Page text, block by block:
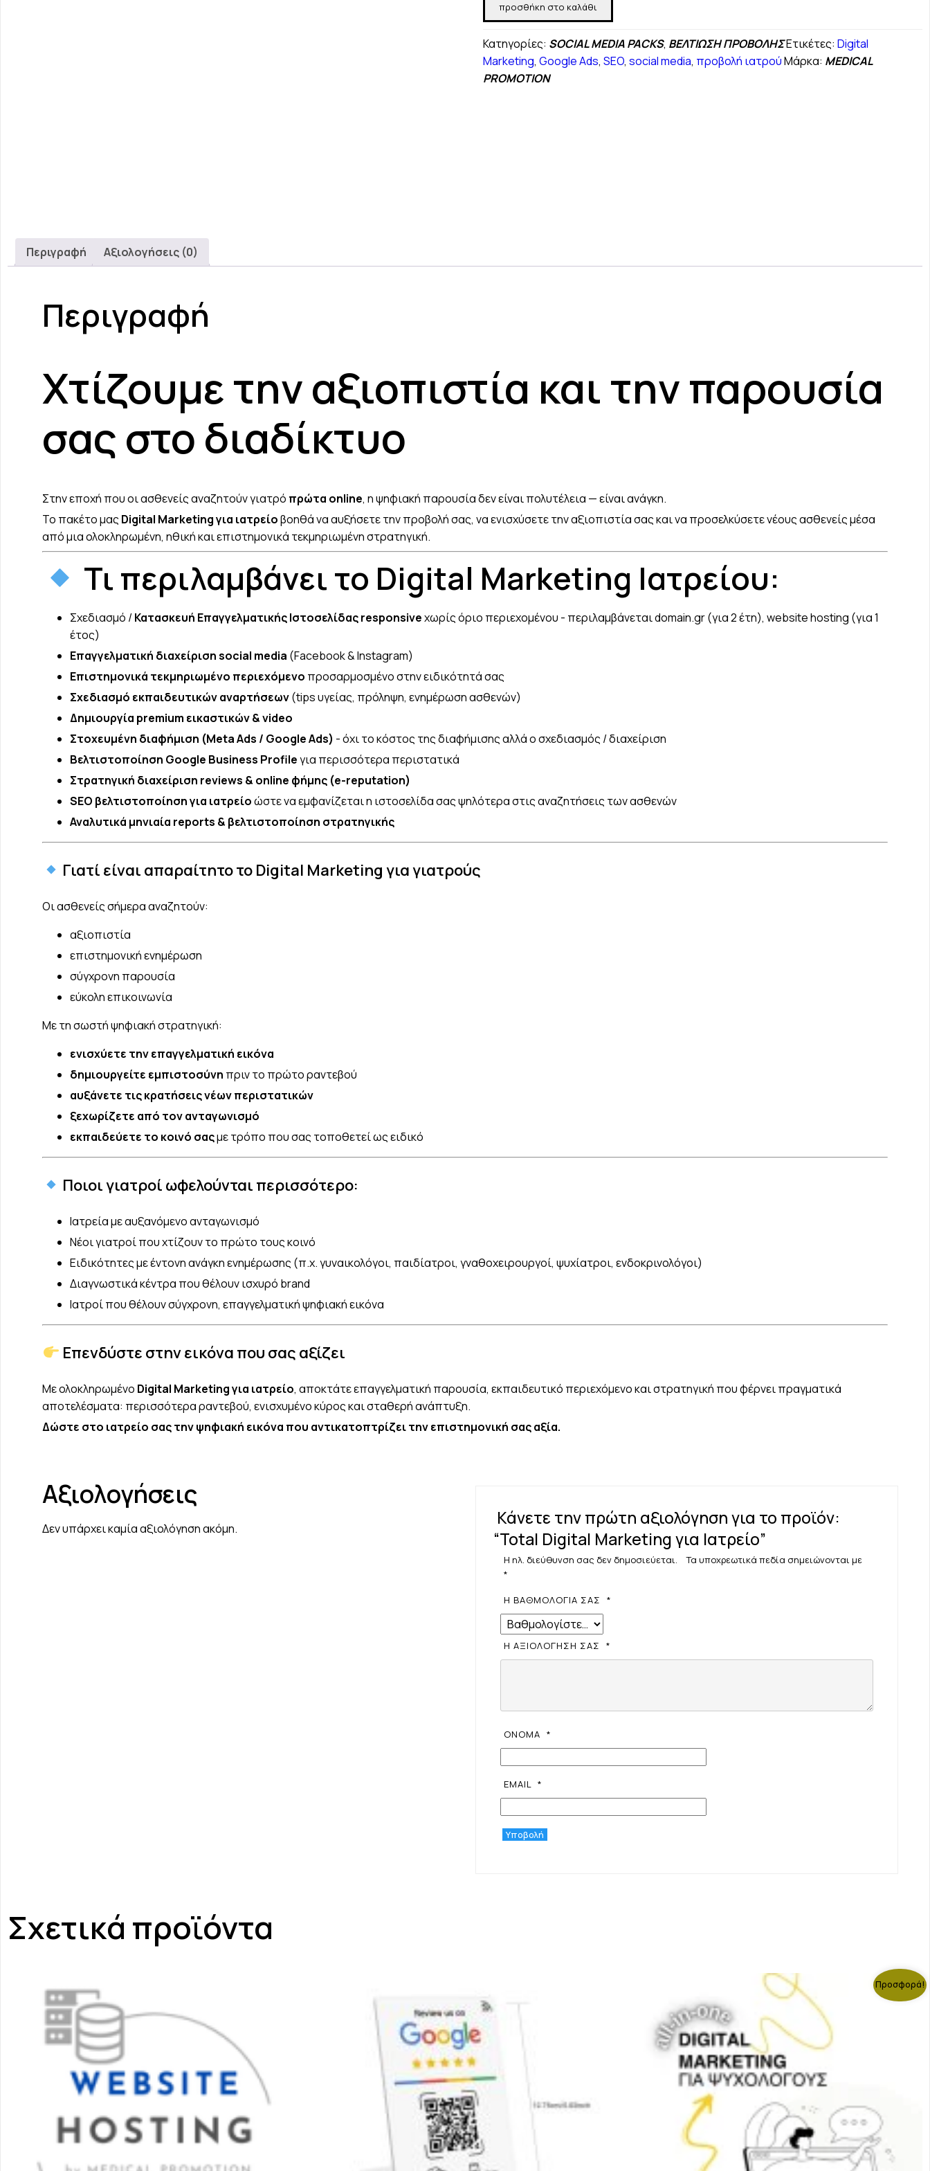
was:
τιμή
248,00 €.
Digital
για
Ιατρείο
ποσότητα
προσθήκη στο καλάθι
Κατηγορίες: SOCIAL MEDIA PACKS, ΒΕΛΤΙΩΣΗ ΠΡΟΒΟΛΗΣΕτικέτες:Digital
Marketing,Google Ads,SEO,social media, προβολή ιατρού Μάρκα: MEDICAL
PROMOTION
Περιγραφή Αξιολογήσεις (0)
Περιγραφή
Χτίζουμε την αξιοπιστία και την παρουσία
σας στο διαδίκτυο
Στην εποχή που οι ασθενείς αναζητούν γιατρό πρώτα online, η ψηφιακή παρουσία δεν είναι πολυτέλεια — είναι ανάγκη.
Το πακέτο μας Digital Marketing για ιατρείοβοηθά να αυξήσετε την προβολή σας, να ενισχύσετε την αξιοπιστία σας και να προσελκύσετε νέους ασθενείς μέσα
από μια ολοκληρωμένη, ηθική και επιστημονικά τεκμηριωμένη στρατηγική.
Τι περιλαμβάνει το Digital Marketing Ιατρείου:
Σχεδιασμό /Κατασκευή Επαγγελματικής Ιστοσελίδας responsiveχωρίς όριο περιεχομένου - περιλαμβάνεται domain.gr (για 2 έτη), website hosting (για 1
έτος)
Επαγγελματική διαχείριση social media (Facebook & Instagram)
Επιστημονικά τεκμηριωμένο περιεχόμενο προσαρμοσμένο στην ειδικότητά σας
Σχεδιασμό εκπαιδευτικών αναρτήσεων(tips υγείας, πρόληψη, ενημέρωση ασθενών)
Δημιουργία premium εικαστικών & video
Στοχευμένη διαφήμιση (Meta Ads / Google Ads) - όχι το κόστος της διαφήμισης αλλά ο σχεδιασμός / διαχείριση
Βελτιστοποίηση Google Business Profileγια περισσότερα περιστατικά
Στρατηγική διαχείριση reviews & online φήμης (e-reputation)
SEO βελτιστοποίηση για ιατρείοώστε να εμφανίζεται η ιστοσελίδα σας ψηλότερα στις αναζητήσεις των ασθενών
Αναλυτικά μηνιαία reports & βελτιστοποίηση στρατηγικής
Γιατί είναι απαραίτητο το Digital Marketing για γιατρούς
Οι ασθενείς σήμερα αναζητούν:
αξιοπιστία
επιστημονική ενημέρωση
σύγχρονη παρουσία
εύκολη επικοινωνία
Με τη σωστή ψηφιακή στρατηγική:
ενισχύετε την επαγγελματική εικόνα
δημιουργείτε εμπιστοσύνη πριν το πρώτο ραντεβού
αυξάνετε τις κρατήσεις νέων περιστατικών
ξεχωρίζετε από τον ανταγωνισμό
εκπαιδεύετε το κοινό σαςμε τρόπο που σας τοποθετεί ως ειδικό
Ποιοι γιατροί ωφελούνται περισσότερο:
Ιατρεία με αυξανόμενο ανταγωνισμό
Νέοι γιατροί που χτίζουν το πρώτο τους κοινό
Ειδικότητες με έντονη ανάγκη ενημέρωσης (π.χ. γυναικολόγοι, παιδίατροι, γναθοχειρουργοί, ψυχίατροι, ενδοκρινολόγοι)
Διαγνωστικά κέντρα που θέλουν ισχυρό brand
Ιατροί που θέλουν σύγχρονη, επαγγελματική ψηφιακή εικόνα
Επενδύστε στην εικόνα που σας αξίζει
Με ολοκληρωμένο Digital Marketing για ιατρείο, αποκτάτε επαγγελματική παρουσία, εκπαιδευτικό περιεχόμενο και στρατηγική που φέρνει πραγματικά
αποτελέσματα: περισσότερα ραντεβού, ενισχυμένο κύρος και σταθερή ανάπτυξη.
Δώστε στο ιατρείο σας την ψηφιακή εικόνα που αντικατοπτρίζει την επιστημονική σας αξία.
Αξιολογήσεις
Δεν υπάρχει καμία αξιολόγηση ακόμη.
Κάνετε την πρώτη αξιολόγηση για το προϊόν:
“Total Digital Marketing για Ιατρείο”
Η ηλ. διεύθυνση σας δεν δημοσιεύεται.
Τα υποχρεωτικά πεδία σημειώνονται με
*
Η ΒΑΘΜΟΛΟΓΊΑ ΣΑΣ *
Η ΑΞΙΟΛΌΓΗΣΉ ΣΑΣ *
ΌΝΟΜΑ *
EMAIL *
Σχετικά προϊόντα
Προσφορά!